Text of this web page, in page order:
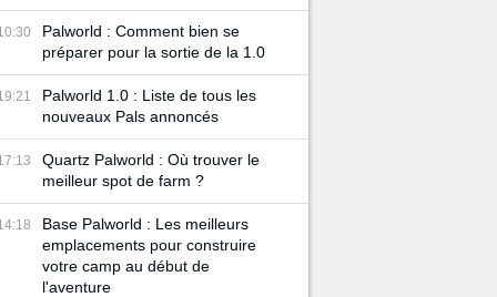
Palworld : Comment bien se
préparer pour la sortie de la 1.0
Palworld 1.0 : Liste de tous les
nouveaux Pals annoncés
Quartz Palworld : Où trouver le
meilleur spot de farm ?
Base Palworld : Les meilleurs
emplacements pour construire
votre camp au début de
l'aventure